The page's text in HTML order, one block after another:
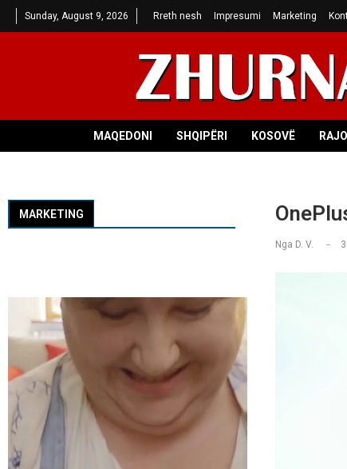
Sunday, August 9, 2026 Rreth nesh Impresumi Marketing
MAQEDONI SHQIPËRI KOSOVË
Nga D. V.
MARKETING